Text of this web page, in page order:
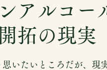
アルコー
拓の現実
いたいところだが、現